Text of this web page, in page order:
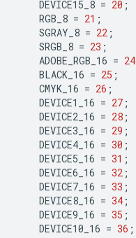
DEVICE15_8 = 20 ;
RGB_8 = 21 ;
SGRAY_8 = 22 ;
SRGB_8 = 23 ;
ADOBE_RGB_16 = 24
BLACK_16 = 25 ;
CMYK_16 = 26 ;
DEVICE1_16 = 27 ;
DEVICE2_16 = 28 ;
DEVICE3_16 = 29 ;
DEVICE4_16 = 30 ;
DEVICE5_16 = 31 ;
DEVICE6_16 = 32 ;
DEVICE7_16 = 33 ;
DEVICE8_16 = 34 ;
DEVICE9_16 = 35 ;
DEVICE10_16 = 36 ;